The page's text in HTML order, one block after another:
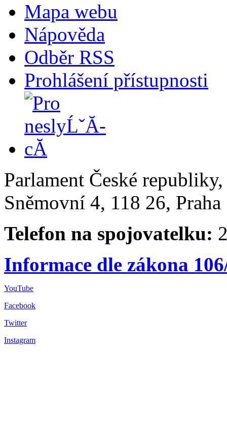
Mapa webu
Nápověda
Odběr RSS
Prohlášení přístupnosti
Parlament České
Sněmovní 4, 118 26,
Telefon na spojovatelku:
Informace dle zákona
YouTube
Facebook
Twitter
Instagram